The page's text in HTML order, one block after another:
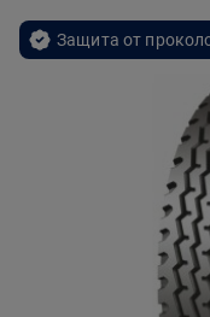
Защита от